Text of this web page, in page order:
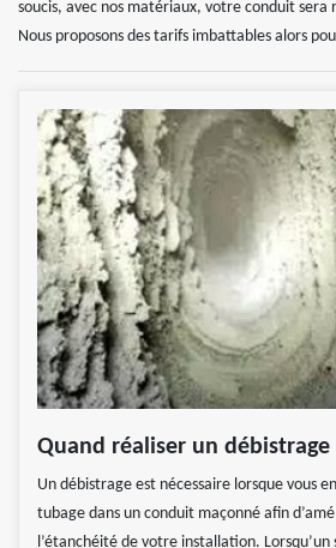
soucis, avec nos matériaux, votre conduit sera
Nous proposons des tarifs imbattables alors
Quand réaliser un débistrage
Un débistrage est nécessaire lorsque vous
tubage dans un conduit maçonné afin
l’étanchéité de votre installation.